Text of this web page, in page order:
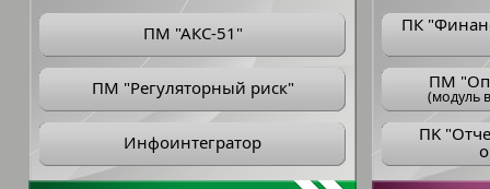
ПМ "АКС-51"
ПМ "Регуляторный риск"
Инфоинтегратор
ПК
ПM
(модуль
ПK